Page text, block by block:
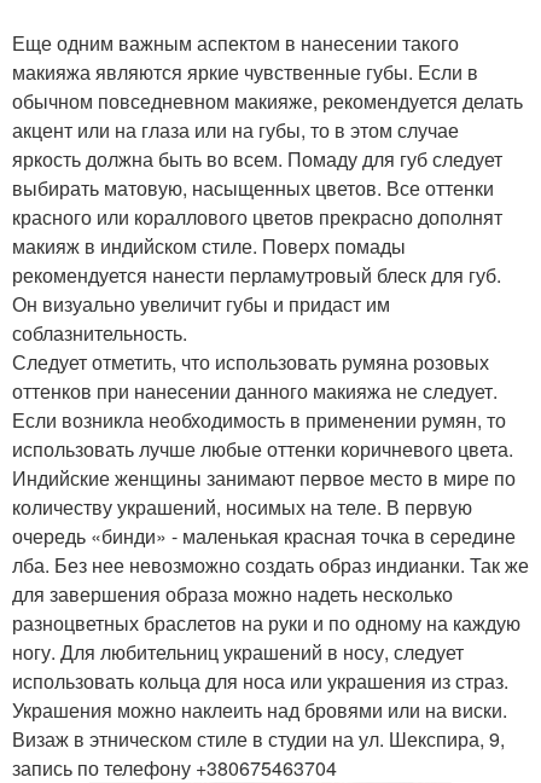
Еще одним важным аспектом в нанесении такого
макияжа являются яркие чувственные губы. Если в
обычном повседневном макияже, рекомендуется делать
акцент или на глаза или на губы, то в этом случае
яркость должна быть во всем. Помаду для губ следует
выбирать матовую, насыщенных цветов. Все оттенки
красного или кораллового цветов прекрасно дополнят
макияж в индийском стиле. Поверх помады
рекомендуется нанести перламутровый блеск для губ.
Он визуально увеличит губы и придаст им
соблазнительность.
Следует отметить, что использовать румяна розовых
оттенков при нанесении данного макияжа не следует.
Если возникла необходимость в применении румян, то
использовать лучше любые оттенки коричневого цвета.
Индийские женщины занимают первое место в мире по
количеству украшений, носимых на теле. В первую
очередь «бинди» - маленькая красная точка в середине
лба. Без нее невозможно создать образ индианки. Так же
для завершения образа можно надеть несколько
разноцветных браслетов на руки и по одному на каждую
ногу. Для любительниц украшений в носу, следует
использовать кольца для носа или украшения из страз.
Украшения можно наклеить над бровями или на виски.
Визаж в этническом стиле в студии на ул. Шекспира, 9,
запись по телефону +380675463704